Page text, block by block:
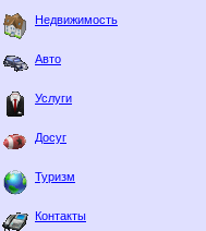
Недвижимость
Авто
Услуги
Досуг
Туризм
Контакты